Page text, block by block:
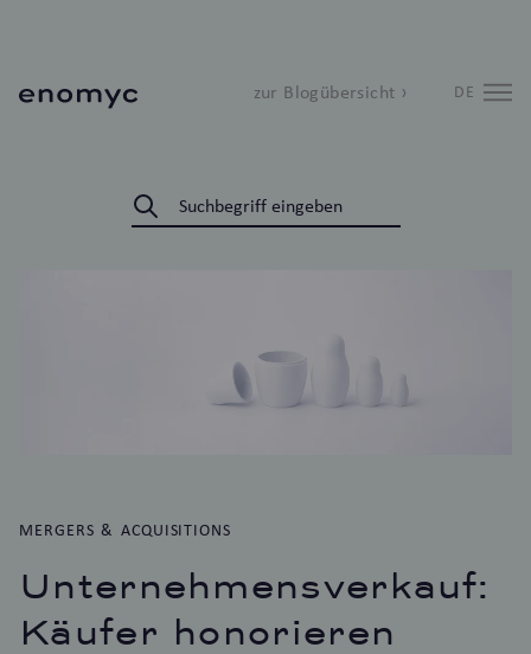
zur Blogübersicht › DE
MERGERS & ACQUISITIONS
Unternehmensverkauf:
Käufer honorieren